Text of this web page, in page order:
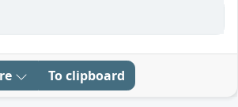
To clipboard